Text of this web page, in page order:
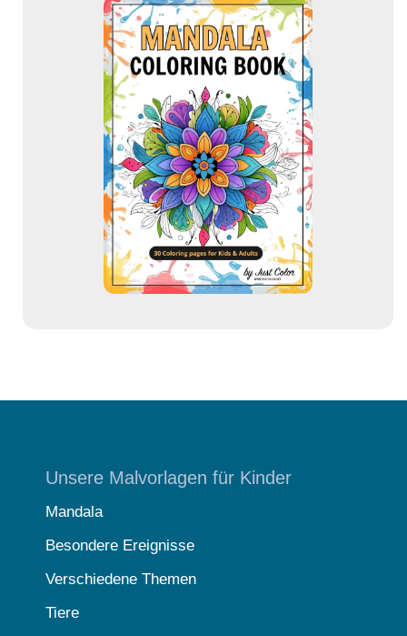
Unsere Malvorlagen für Kinder
Mandala
Besondere Ereignisse
Verschiedene Themen
Tiere